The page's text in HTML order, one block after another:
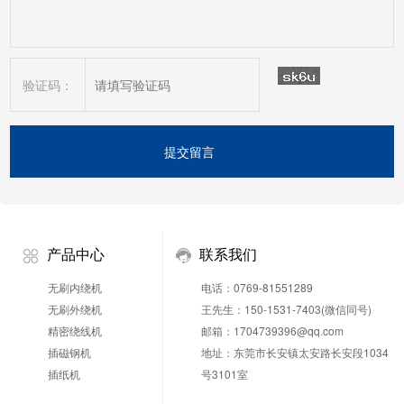
验证码：
产品中心
无刷内绕机
无刷外绕机
精密绕线机
插磁钢机
插纸机
联系我们
电话：0769-81551289
王先生：150-1531-7403(微信同号)
邮箱：1704739396@qq.com
地址：东莞市长安镇太安路长安段1034
号3101室